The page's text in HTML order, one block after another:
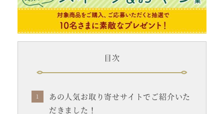
目次
あの人気お取り寄せサイトでご紹介いた
だきました！